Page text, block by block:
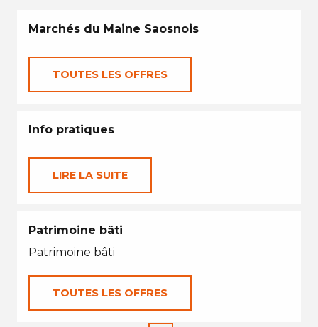
Marchés du Maine Saosnois
TOUTES LES OFFRES
Info pratiques
LIRE LA SUITE
Patrimoine bâti
Patrimoine bâti
TOUTES LES OFFRES